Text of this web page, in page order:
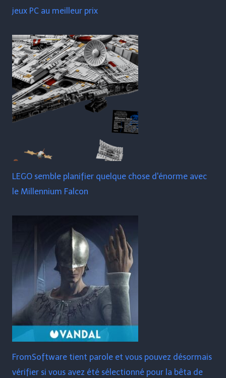
jeux PC au meilleur prix
LEGO semble planifier quelque chose d'énorme avec
le Millennium Falcon
FromSoftware tient parole et vous pouvez désormais
vérifier si vous avez été sélectionné pour la bêta de